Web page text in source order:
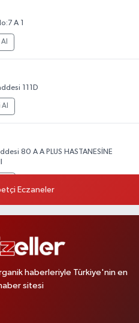
A 1
111D
80 A A PLUS HASTANESİNE
Al
Eczaneler
haberleriyle Türkiye'nin en
sitesi